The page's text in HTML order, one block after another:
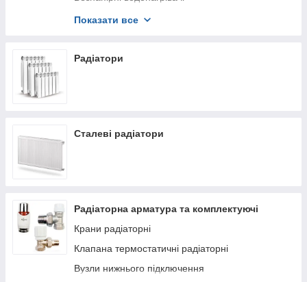
Електричні проточні водонагрівачі
Показати все
Радіатори
Сталеві радіатори
Радіаторна арматура та комплектуючі
Крани радіаторні
Клапана термостатичні радіаторні
Вузли нижнього підключення